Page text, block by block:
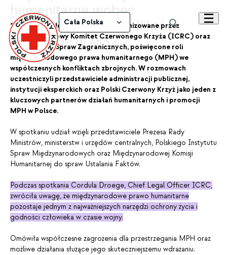
Cała Polska
humanitarne wobec
współczesnych konfliktów.
Spotkanie w MSZ
12 maja odbyło się spotkanie zorganizowane przez
Międzynarodowy Komitet Czerwonego Krzyża (ICRC) oraz
Ministerstwo Spraw Zagranicznych, poświęcone roli
międzynarodowego prawa humanitarnego (MPH) we
współczesnych konfliktach zbrojnych. W rozmowach
uczestniczyli przedstawiciele administracji publicznej,
instytucji eksperckich oraz Polski Czerwony Krzyż jako jeden z
kluczowych partnerów działań humanitarnych i promocji
MPH w Polsce.
W spotkaniu udział wzięli przedstawiciele Prezesa Rady
Ministrów, ministerstw i urzędów centralnych, Polskiego Instytutu
Spraw Międzynarodowych oraz Międzynarodowej Komisji
Humanitarnej do spraw Ustalania Faktów.
Podczas spotkania Cordula Droege, Chief Legal Officer ICRC,
zwróciła uwagę, że międzynarodowe prawo humanitarne
pozostaje jednym z najważniejszych narzędzi ochrony życia i
godności człowieka w czasie wojny.
Omówiła współczesne zagrożenia dla przestrzegania MPH oraz
możliwe działania służące jego skuteczniejszemu wdrażaniu.